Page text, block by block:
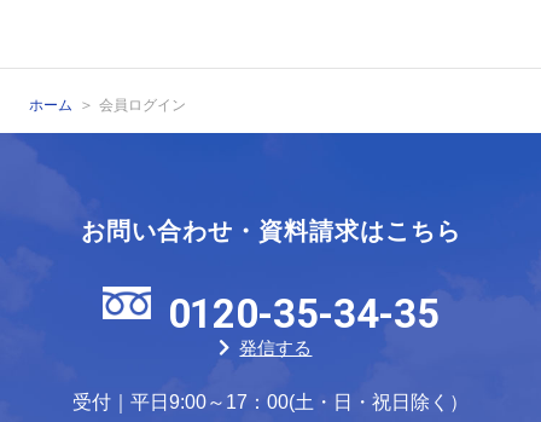
ホーム 会員ログイン
お問い合わせ・資料請求はこちら
0120-35-34-35
発信する
受付｜平日9:00～17：00(土・日・祝日除く）